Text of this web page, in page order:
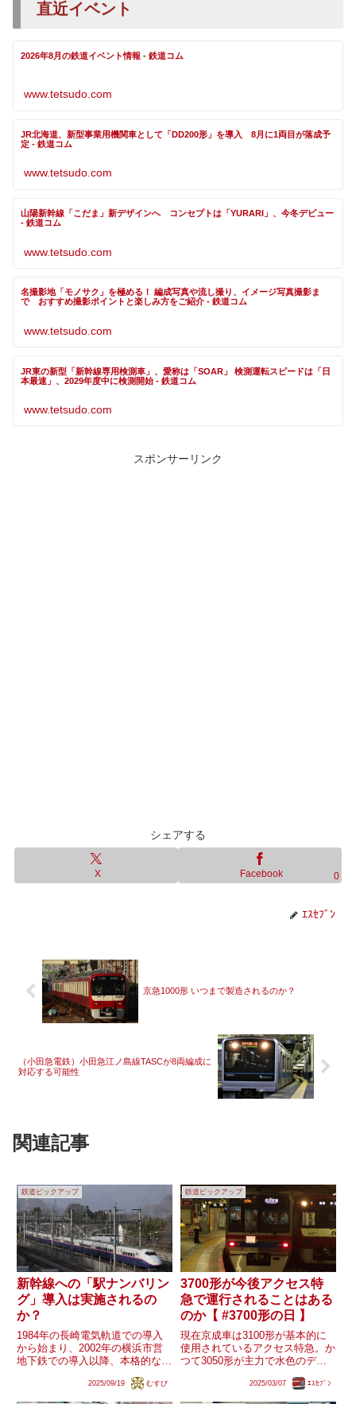
直近イベント
2026年8月の鉄道イベント情報 - 鉄道コム
www.tetsudo.com
JR北海道、新型事業用機関車として「DD200形」を導入 8月に1両目が落成予
定 - 鉄道コム
www.tetsudo.com
山陽新幹線「こだま」新デザインへ コンセプトは「YURARI」、今冬デビュー
- 鉄道コム
www.tetsudo.com
名撮影地「モノサク」を極める！ 編成写真や流し撮り、イメージ写真撮影ま
で おすすめ撮影ポイントと楽しみ方をご紹介 - 鉄道コム
www.tetsudo.com
JR東の新型「新幹線専用検測車」、愛称は「SOAR」 検測運転スピードは「日
本最速」、2029年度中に検測開始 - 鉄道コム
www.tetsudo.com
スポンサーリンク
シェアする
X Facebook 0
ｴｽｾﾌﾞﾝ
京急1000形 いつまで製造されるのか？
（小田急電鉄）小田急江ノ島線TASCが8両編成に
対応する可能性
関連記事
鉄道ピックアップ
新幹線への「駅ナンバリン
グ」導入は実施されるの
か？
1984年の長崎電気軌道での導入
から始まり、2002年の横浜市営
地下鉄での導入以降、本格的な導
グ」。現在では都市部のみならず
2025/09/19 むすび
鉄道ピックアップ
3700形が今後アクセス特
急で運行されることはある
のか【 #3700形の日 】
現在京成車は3100形が基本的に
使用されているアクセス特急。か
つて3050形が主力で水色のデザ
の予備車がないことや、東日本大
2025/03/07 ｴｽｾﾌﾞﾝ